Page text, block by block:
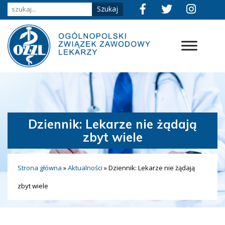
Dziennik: Lekarze nie żądają
zbyt wiele
Strona główna »Aktualności »Dziennik: Lekarze nie żądają
zbyt wiele